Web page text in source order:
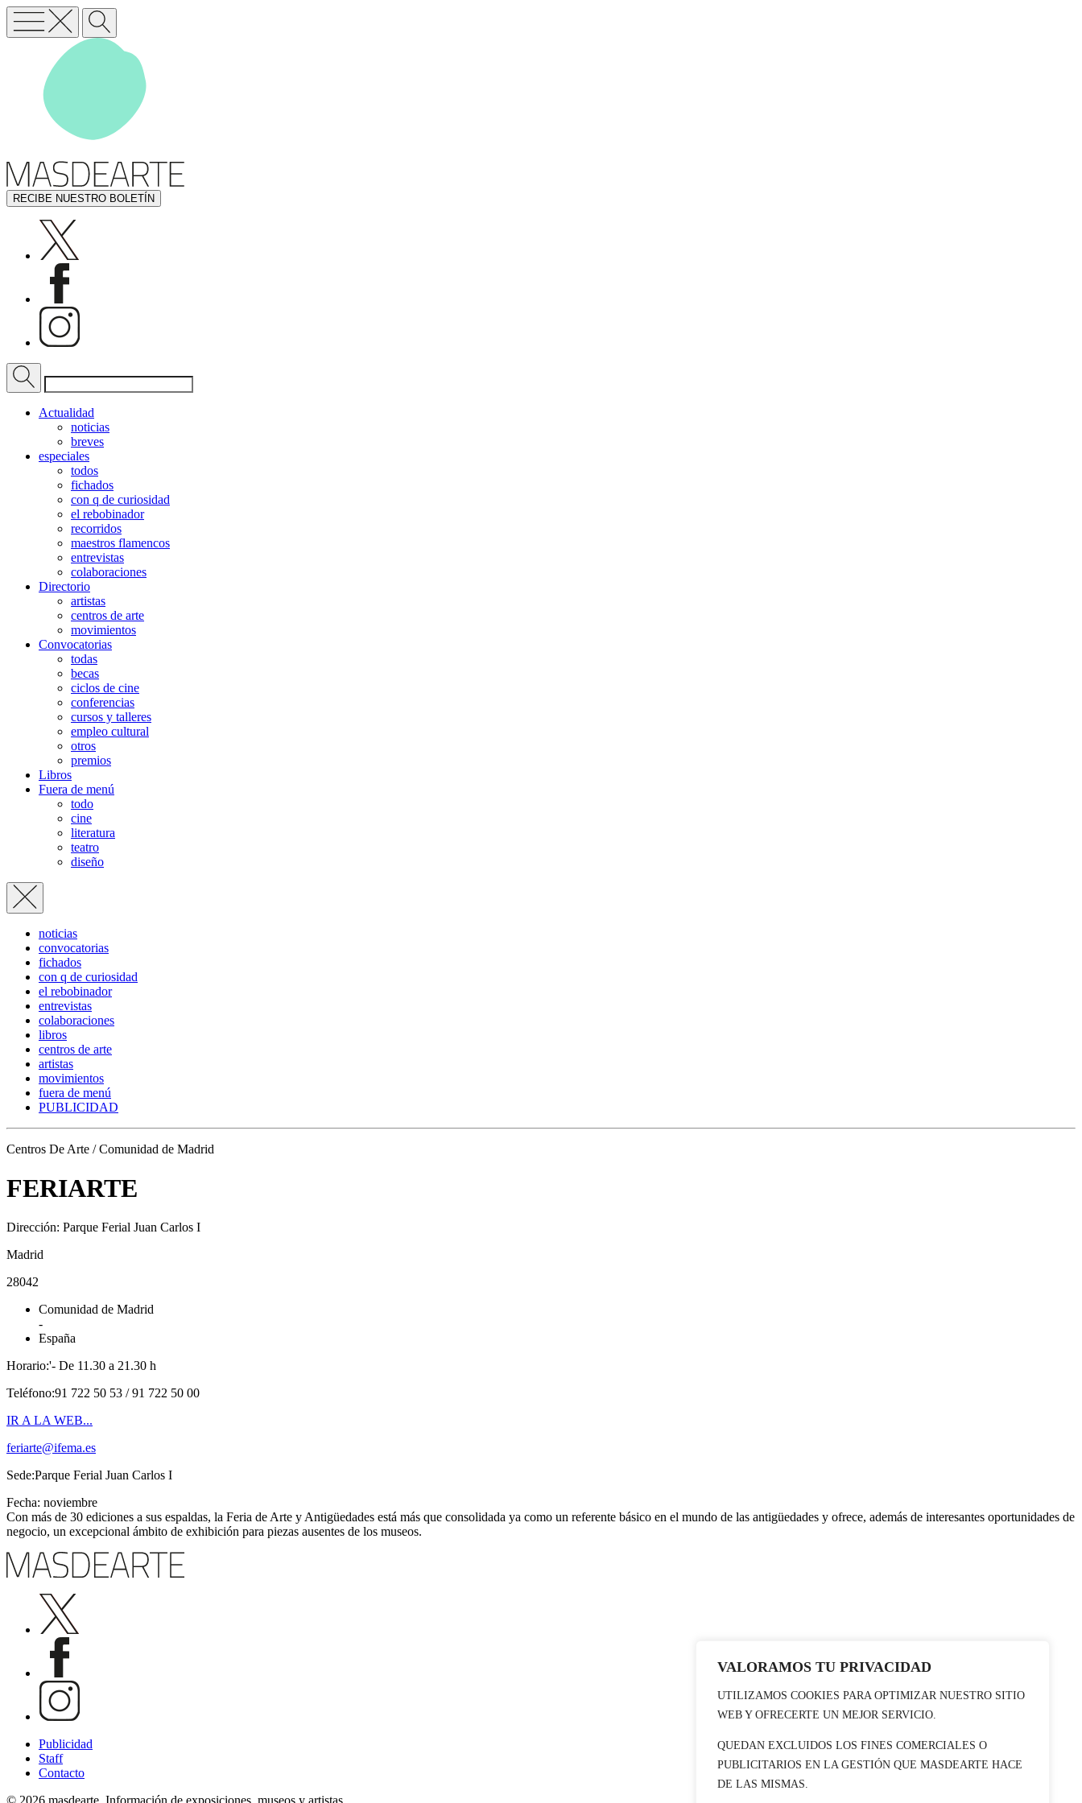
VALORAMOS TU PRIVACIDAD
UTILIZAMOS COOKIES PARA OPTIMIZAR NUESTRO SITIO
WEB Y OFRECERTE UN MEJOR SERVICIO.
QUEDAN EXCLUIDOS LOS FINES COMERCIALES O
PUBLICITARIOS EN LA GESTIÓN QUE MASDEARTE HACE
DE LAS MISMAS.
RECIBE NUESTRO BOLETÍN
Actualidad
noticias
breves
especiales
todos
fichados
con q de curiosidad
el rebobinador
recorridos
maestros flamencos
entrevistas
colaboraciones
Directorio
artistas
centros de arte
movimientos
Convocatorias
todas
becas
ciclos de cine
conferencias
cursos y talleres
empleo cultural
otros
premios
Libros
Fuera de menú
todo
cine
literatura
teatro
diseño
noticias
convocatorias
fichados
con q de curiosidad
el rebobinador
entrevistas
colaboraciones
libros
centros de arte
artistas
movimientos
fuera de menú
PUBLICIDAD
Centros De Arte / Comunidad de Madrid
FERIARTE
Dirección: Parque Ferial Juan Carlos I
Madrid
28042
Comunidad de Madrid
-
España
Horario:'- De 11.30 a 21.30 h
Teléfono:91 722 50 53 / 91 722 50 00
IR A LA WEB...
feriarte@ifema.es
Sede:Parque Ferial Juan Carlos I
Fecha: noviembre
Con más de 30 ediciones a sus espaldas, la Feria de Arte y Antigüedades está más que consolidada ya como un referente básico en el mundo de las antigüedades y ofrece, además de interesantes oportunidades de
negocio, un excepcional ámbito de exhibición para piezas ausentes de los museos.
Publicidad
Staff
Contacto
© 2026 masdearte. Información de exposiciones, museos y artistas